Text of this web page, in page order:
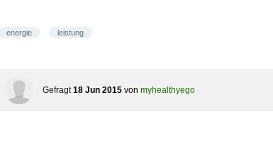
energie leistung
Gefragt 18 Jun 2015 von myhealthyego